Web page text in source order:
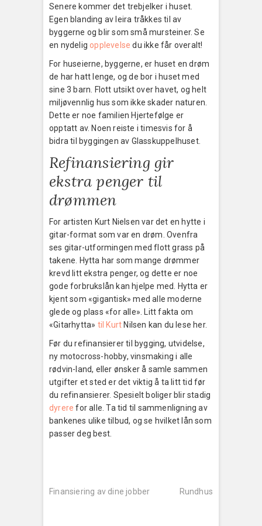
Senere kommer det trebjelker i huset.
Egen blanding av leira tråkkes til av
byggerne og blir som små mursteiner. Se
en nydelig opplevelse du ikke får overalt!
For huseierne, byggerne, er huset en drøm
de har hatt lenge, og de bor i huset med
sine 3 barn. Flott utsikt over havet, og helt
miljøvennlig hus som ikke skader naturen.
Dette er noe familien Hjertefølge er
opptatt av. Noen reiste i timesvis for å
bidra til byggingen av Glasskuppelhuset.
Refinansiering gir
ekstra penger til
drømmen
For artisten Kurt Nielsen var det en hytte i
gitar-format som var en drøm. Ovenfra
ses gitar-utformingen med flott grass på
takene. Hytta har som mange drømmer
krevd litt ekstra penger, og dette er noe
gode forbrukslån kan hjelpe med. Hytta er
kjent som «gigantisk» med alle moderne
glede og plass «for alle». Litt fakta om
«Gitarhytta» til KurtNilsen kan du lese her.
Før du refinansierer til bygging, utvidelse,
ny motocross-hobby, vinsmaking i alle
rødvin-land, eller ønsker å samle sammen
utgifter et sted er det viktig å ta litt tid før
du refinansierer. Spesielt boliger blir stadig
dyrere for alle. Ta tid til sammenligning av
bankenes ulike tilbud, og se hvilket lån som
passer deg best.
post:
Finansiering av dine jobber
post:
Rundhus